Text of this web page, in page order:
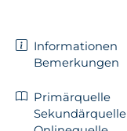
Informationen
Bemerkungen
Primärquelle
Sekundärquelle